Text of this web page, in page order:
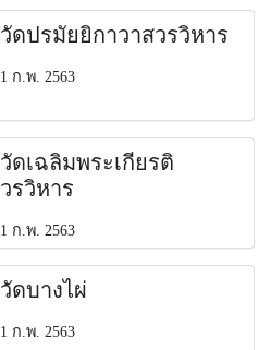
วัดปรมัยยิกาวาสวรวิหาร
1 ก.พ. 2563
วัดเฉลิมพระเกียรติ
วรวิหาร
1 ก.พ. 2563
วัดบางไผ่
1 ก.พ. 2563